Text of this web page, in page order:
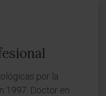
por la
1997. Doctor en